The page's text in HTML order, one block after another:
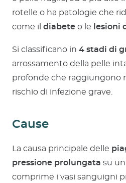
rotelle o ha patologie che
come il diabete o le lesioni
Si classificano in 4 stadi di
arrossamento della pelle
profonde che raggiungono
rischio di infezione grave.
Cause
La causa principale delle
pressione prolungata su
comprime i vasi sanguigni